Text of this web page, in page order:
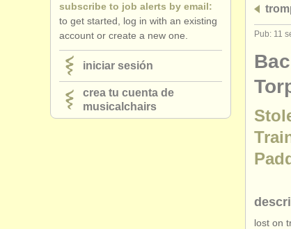
musicalchairs:
acerca de musicalchairs
editor:
anúnciese con nosotros find out
Pub: 11
lost on
subscribe to job alerts by email:
to get started, log in with an existing
account or create a new one.
iniciar sesión
crea tu cuenta de
musicalchairs